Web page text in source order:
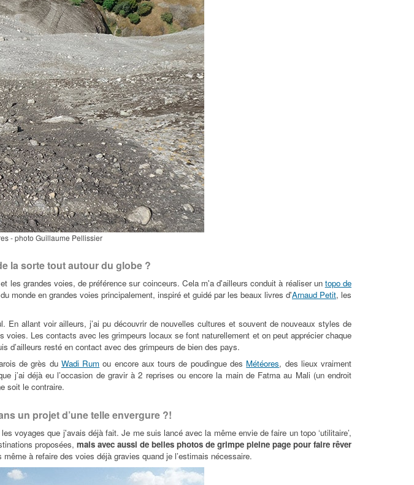
- photo Guillaume Pellissier
la sorte tout autour du globe ?
les grandes voies, de préférence sur coinceurs. Cela m'a d'ailleurs conduit à réaliser un topo de
monde en grandes voies principalement, inspiré et guidé par les beaux livres d'Arnaud Petit, les
allant voir ailleurs, j’ai pu découvrir de nouvelles cultures et souvent de nouveaux styles de
Les contacts avec les grimpeurs locaux se font naturellement et on peut apprécier chaque
d’ailleurs resté en contact avec des grimpeurs de bien des pays.
de grès du Wadi Rum ou encore aux tours de poudingue des Météores, des lieux vraiment
j’ai déjà eu l’occasion de gravir à 2 reprises ou encore la main de Fatma au Mali (un endroit
soit le contraire.
un projet d’une telle envergure ?!
voyages que j'avais déjà fait. Je me suis lancé avec la même envie de faire un topo ‘utilitaire’,
proposées, mais avec aussi de belles photos de grimpe pleine page pour faire rêver
à refaire des voies déjà gravies quand je l’estimais nécessaire.